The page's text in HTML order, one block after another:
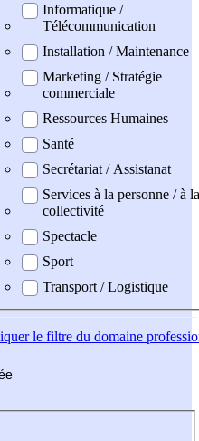
Informatique /
Télécommunication
Installation / Maintenance
Marketing / Stratégie
commerciale
Ressources Humaines
Santé
Secrétariat / Assistanat
Services à la personne / à la
collectivité
Spectacle
Sport
Transport / Logistique
le filtre du domaine